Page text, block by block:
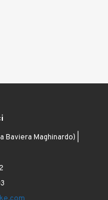
Baviera Maghinardo) |